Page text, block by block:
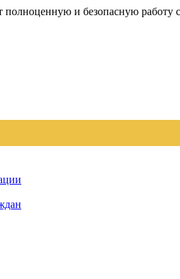
полноценную и безопасную работу